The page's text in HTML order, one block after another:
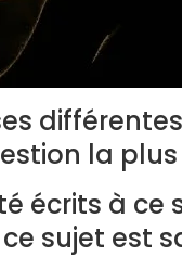
la
écrits à ce
ce sujet est